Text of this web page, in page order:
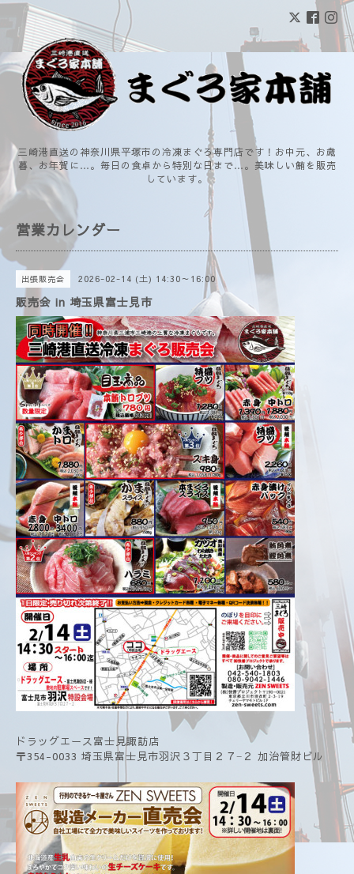
三崎港直送の神奈川県平塚市の冷凍まぐろ専門店です！お中元、お歳
暮、お年賀に…。毎日の食卓から特別な日まで…。美味しい鮪を販売
しています。
営業カレンダー
出張販売会 2026-02-14 (土) 14:30～16:00
販売会 in 埼玉県富士見市
ドラッグエース富士見諏訪店
〒354-0033 埼玉県富士見市羽沢３丁目２７−２ 加治管財ビル